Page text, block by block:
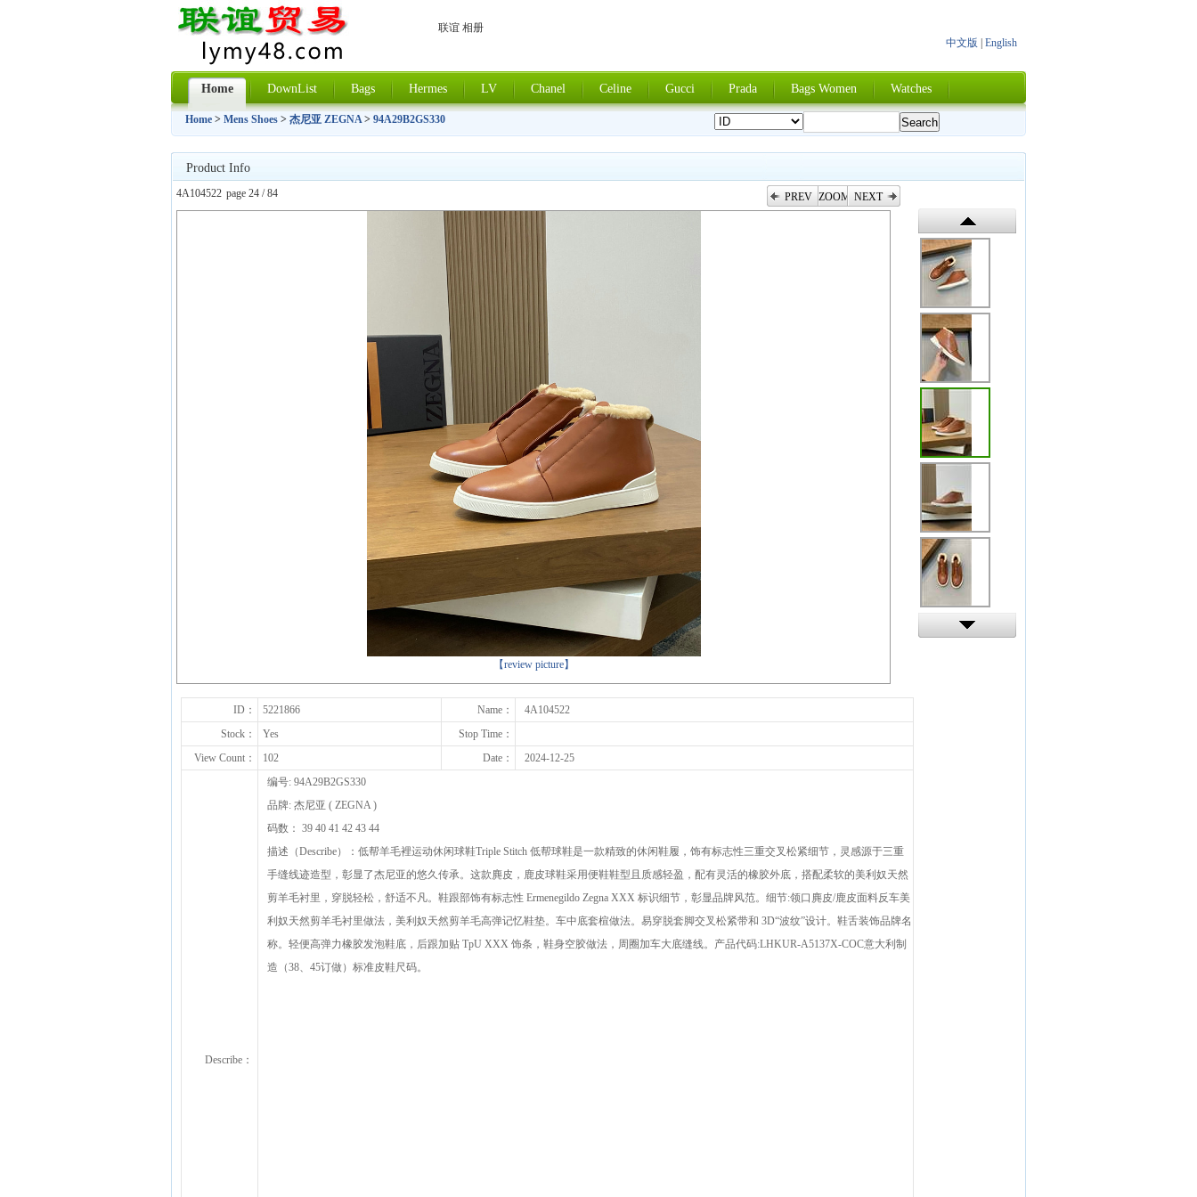
联谊 相册
中文版
English
Home DownList Bags Hermes LV Chanel Celine Gucci Prada Bags Women Watches
Home > Mens Shoes > 杰尼亚 ZEGNA> 94A29B2GS330
Product Info
4A104522 page 24 / 84 PREV ZOOM NEXT
【review picture】
下一张
ID： 5221866 Name：
4A104522
Stock：
Yes
Stop Time：
View Count：
102 Date： 2024-12-25
Describe：
编号: 94A29B2GS330
品牌: 杰尼亚 ( ZEGNA )
码数： 39 40 41 42 43 44
描述（Describe）：低帮羊毛裡运动休闲球鞋Triple Stitch 低帮球鞋是一款精致的休闲鞋履，饰有标志性三重交叉松紧细节，灵感源于三重
手缝线迹造型，彰显了杰尼亚的悠久传承。这款麂皮，鹿皮球鞋采用便鞋鞋型且质感轻盈，配有灵活的橡胶外底，搭配柔软的美利奴天然
剪羊毛衬里，穿脱轻松，舒适不凡。鞋跟部饰有标志性 Ermenegildo Zegna XXX 标识细节，彰显品牌风范。细节:领口麂皮/鹿皮面料反车美
利奴天然剪羊毛衬里做法，美利奴天然剪羊毛高弹记忆鞋垫。车中底套楦做法。易穿脱套脚交叉松紧带和 3D“波纹”设计。鞋舌装饰品牌名
称。轻便高弹力橡胶发泡鞋底，后跟加贴 TpU XXX 饰条，鞋身空胶做法，周圈加车大底缝线。产品代码:LHKUR-A5137X-COC意大利制
造（38、45订做）标准皮鞋尺码。